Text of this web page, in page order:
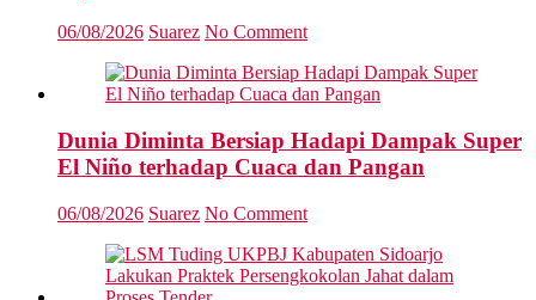
06/08/2026 Suarez No Comment
Dunia Diminta Bersiap Hadapi Dampak Super
El Niño terhadap Cuaca dan Pangan
06/08/2026 Suarez No Comment